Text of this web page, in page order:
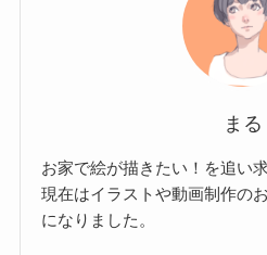
まる
お家で絵が描きたい！を追い
現在はイラストや動画制作の
になりました。